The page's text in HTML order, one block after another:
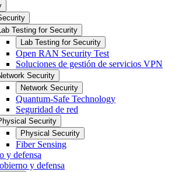
Testing for Security
Lab Testing for Security
Open RAN Security Test
Soluciones de gestión de servicios VPN
Security
Network Security
Quantum-Safe Technology
Seguridad de red
Security
Physical Security
Fiber Sensing
y defensa
y defensa